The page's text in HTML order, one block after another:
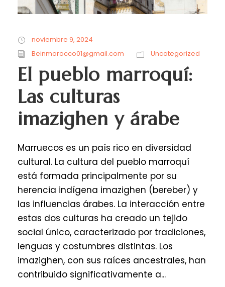
noviembre 9, 2024
Beinmorocco01@gmail.com
Uncategorized
El pueblo marroquí:
Las culturas
imazighen y árabe
Marruecos es un país rico en diversidad
cultural. La cultura del pueblo marroquí
está formada principalmente por su
herencia indígena imazighen (bereber) y
las influencias árabes. La interacción entre
estas dos culturas ha creado un tejido
social único, caracterizado por tradiciones,
lenguas y costumbres distintas. Los
imazighen, con sus raíces ancestrales, han
contribuido significativamente a...